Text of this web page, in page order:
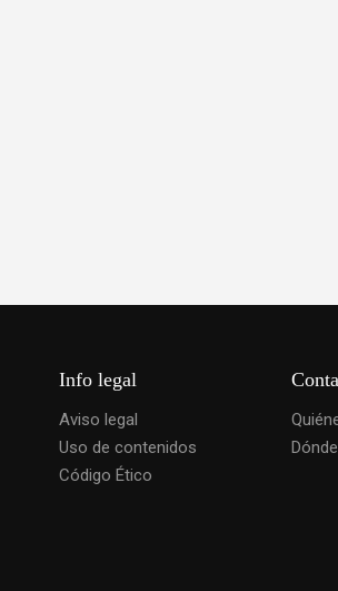
Info legal
Aviso legal
Uso de contenidos
Código Ético